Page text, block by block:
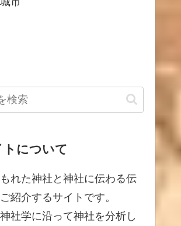
トについて
れた神社と神社に伝わる伝
紹介するサイトです。
社学に沿って神社を分析し